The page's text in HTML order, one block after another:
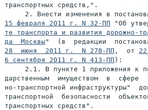
транспортных средств,".
15 февраля 2011 г. N 32-ПП "Об
те транспорта и развития дорожно-
да  Москвы
28  июня  2011 г.  N 278-ПП ,  от
6 сентября 2011 г. N 413-ПП ):
2.1. В пункте 1 приложения к
дарственным  имуществом  в  сфере
но-транспортной инфраструктуры"
транспортной  безопасности
транспортных средств".